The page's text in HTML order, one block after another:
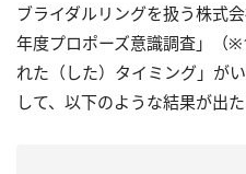
ブライダルリングを扱う株式
年度プロポーズ意識調査」（
れた（した）タイミング」が
して、以下のような結果が出た